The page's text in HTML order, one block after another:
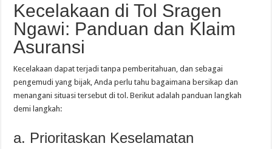
Kecelakaan di Tol Sragen
Ngawi: Panduan dan Klaim
Asuransi
Kecelakaan dapat terjadi tanpa pemberitahuan, dan sebagai
pengemudi yang bijak, Anda perlu tahu bagaimana bersikap dan
menangani situasi tersebut di tol. Berikut adalah panduan langkah
demi langkah:
a. Prioritaskan Keselamatan